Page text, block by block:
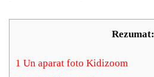
Rezumat:
1 Un aparat foto Kidizoom